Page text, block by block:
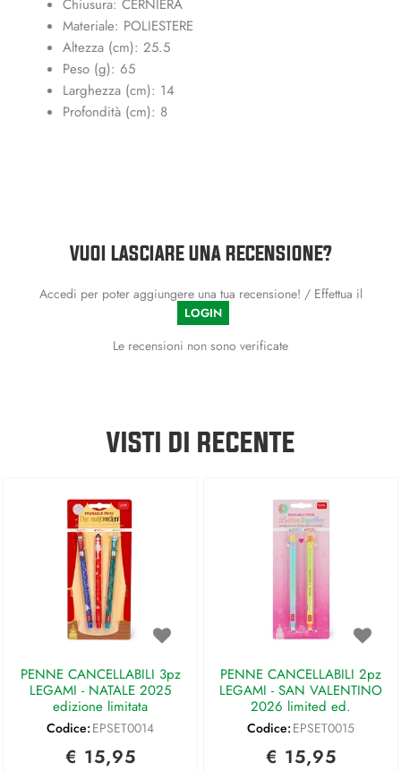
Chiusura: CERNIERA
Materiale: POLIESTERE
Altezza (cm): 25.5
Peso (g): 65
Larghezza (cm): 14
Profondità (cm): 8
VUOI LASCIARE UNA RECENSIONE?
Accedi per poter aggiungere una tua recensione! / Effettua il
LOGIN
Le recensioni non sono verificate
VISTI DI RECENTE
PENNE CANCELLABILI 3pz
LEGAMI - NATALE 2025
edizione limitata
Codice: EPSET0014
€ 15,95
PENNE CANCELLABILI 2pz
LEGAMI - SAN VALENTINO
2026 limited ed.
Codice: EPSET0015
€ 15,95